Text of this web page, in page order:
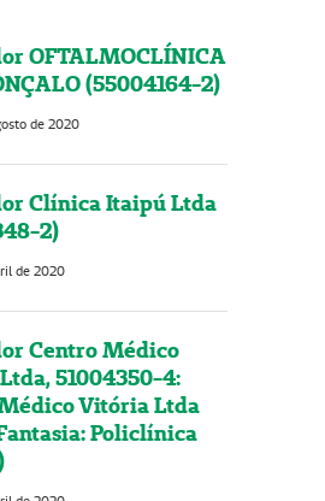
OFTALMOCLÍNICA
(55004164-2)
de 2020
Clínica Itaipú Ltda
2)
de 2020
Centro Médico
51004350-4:
Vitória Ltda
Policlínica